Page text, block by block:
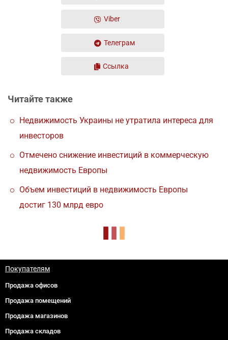
Viber
Телеграм
Ссылка
Читайте также
Недвижимость Украины не утратила интереса для
инвесторов
Отмечено снижение инвестиций в коммерческую
недвижимость Европы
Объем инвестиций в недвижимость Европы
достиг 130 млрд евро
Покупателям
Продажа офисов
Продажа помещений
Продажа магазинов
Продажа складов